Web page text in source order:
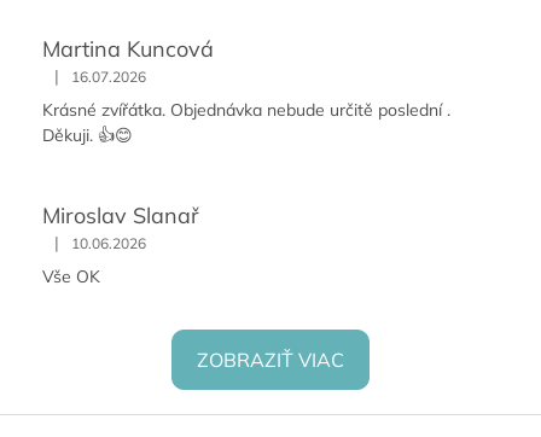
Martina Kuncová
| 16.07.2026
Krásné zvířátka. Objednávka nebude určitě poslední .
Děkuji. 👍😊
Miroslav Slanař
| 10.06.2026
Vše OK
ZOBRAZIŤ VIAC
Z